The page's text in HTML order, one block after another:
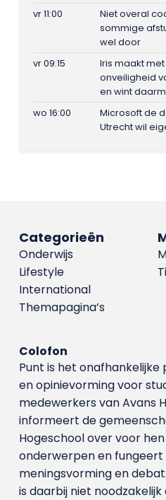
vr 11:00
Niet overal
sommige
wel door
vr 09:15
Iris maakt
onveiligheid
en wint
wo 16:00
Microsoft de
Utrecht wil
Categorieën
Onderwijs
Lifestyle
International
Themapagina’s
Colofon
Punt is het
en opinievorming voor
medewerkers van Avans
informeert de
Hogeschool over voor
onderwerpen en fungeert
meningsvorming en
is daarbij niet